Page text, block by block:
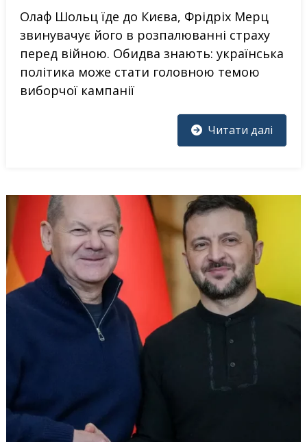
Олаф Шольц їде до Києва, Фрідріх Мерц
звинувачує його в розпалюванні страху
перед війною. Обидва знають: українська
політика може стати головною темою
виборчої кампанії
Читати далі